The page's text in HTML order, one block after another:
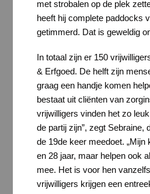
met strobalen op de plek
heeft hij complete paddocks
getimmerd. Dat is geweldig
In totaal zijn er 150
& Erfgoed. De helft zijn
graag een handje komen
bestaat uit cliënten van
vrijwilligers vinden het zo
de partij zijn”, zegt Sebraine,
de 19de keer meedoet. „Mijn
en 28 jaar, maar helpen ook
mee. Het is voor hen
vrijwilligers krijgen een